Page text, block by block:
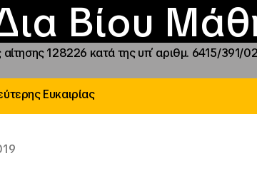
Βίου
δράσεις
Εστίες
αιγίδας
128226 κατά της υπ΄ αριθμ. 6415/
Ευκαιρίας